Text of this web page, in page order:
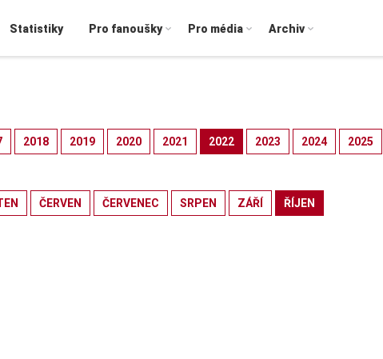
Statistiky Pro fanoušky Pro média Archiv
2018 2019 2020 2021 2022 2023 2024 2025
ČERVEN ČERVENEC SRPEN ZÁŘÍ ŘÍJEN